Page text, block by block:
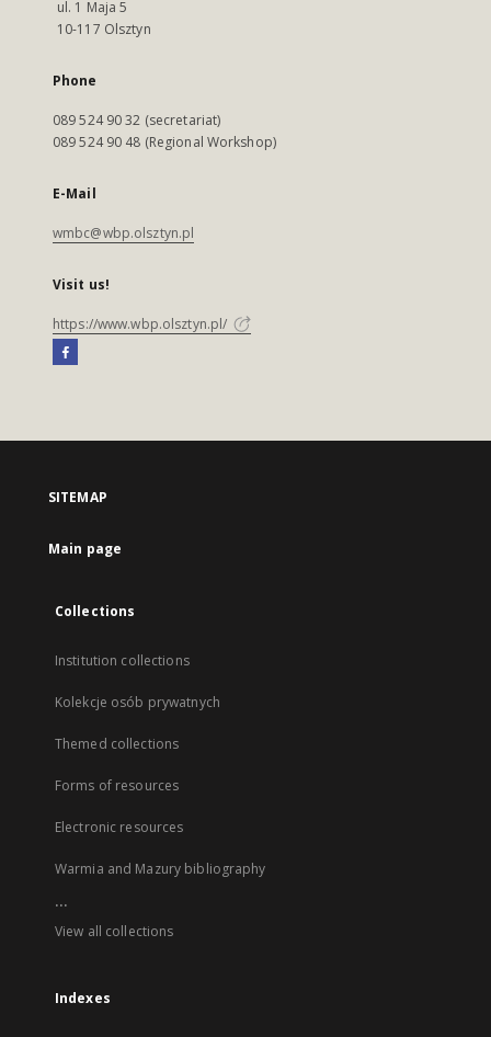
ul. 1 Maja 5
10-117 Olsztyn
Phone
089 524 90 32 (secretariat)
089 524 90 48 (Regional Workshop)
E-Mail
wmbc@wbp.olsztyn.pl
Visit us!
https://www.wbp.olsztyn.pl/
SITEMAP
Main page
Collections
Institution collections
Kolekcje osób prywatnych
Themed collections
Forms of resources
Electronic resources
Warmia and Mazury bibliography
...
View all collections
Indexes